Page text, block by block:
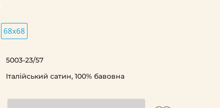
68х68
5003-23/57
Італійський сатин, 100% бавовна